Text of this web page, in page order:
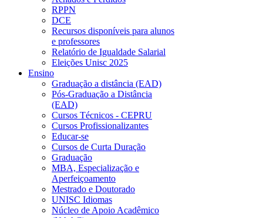
RPPN
DCE
Recursos disponíveis para alunos
e professores
Relatório de Igualdade Salarial
Eleições Unisc 2025
Ensino
Graduação a distância (EAD)
Pós-Graduação a Distância
(EAD)
Cursos Técnicos - CEPRU
Cursos Profissionalizantes
Educar-se
Cursos de Curta Duração
Graduação
MBA, Especialização e
Aperfeiçoamento
Mestrado e Doutorado
UNISC Idiomas
Núcleo de Apoio Acadêmico